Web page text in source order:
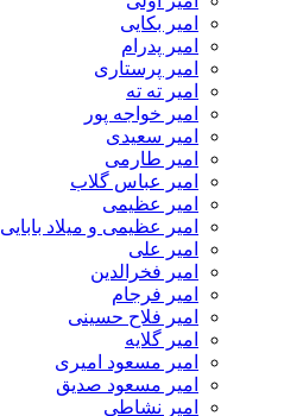
امیر بکایی
امیر پدرام
امیر پرستاری
امیر ته ته
امیر خواجه پور
امیر سعیدی
امیر طارمی
امیر عباس گلاب
امیر عظیمی
امیر عظیمی و میلاد بابایی
امیر علی
امیر فخرالدین
امیر فرجام
امیر فلاح حسینی
امیر گلایه
امیر مسعود امیری
امیر مسعود صدیق
امیر نشاطی